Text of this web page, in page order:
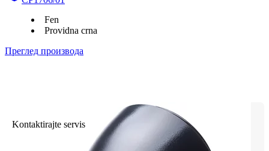
Fen
Providna crna
Преглед производа
Kontaktirajte servis